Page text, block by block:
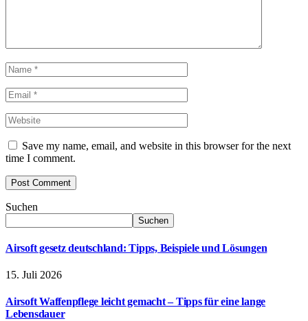
Save my name, email, and website in this browser for the next
time I comment.
Suchen
Suchen
Airsoft gesetz deutschland: Tipps, Beispiele und Lösungen
15. Juli 2026
Airsoft Waffenpflege leicht gemacht – Tipps für eine lange
Lebensdauer